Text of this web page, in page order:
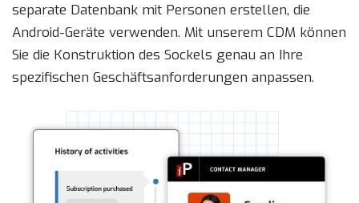
separate Datenbank mit Personen erstellen, die
Android-Geräte verwenden. Mit unserem CDM können
Sie die Konstruktion des Sockels genau an Ihre
spezifischen Geschäftsanforderungen anpassen.